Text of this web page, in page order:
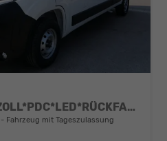
L3H2 *3-SITZER*15 ZOLL*PDC*LED*RÜCKFAHRKAMERA*DAB*KLIMA*HECKTÜRE 260°*
Fahrzeug mit Tageszulassung